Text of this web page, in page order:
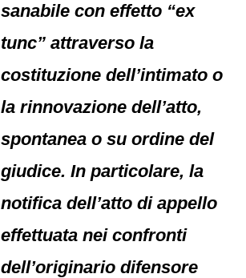
sanabile con effetto “ex
tunc” attraverso la
costituzione dell’intimato o
la rinnovazione dell’atto,
spontanea o su ordine del
giudice. In particolare, la
notifica dell’atto di appello
effettuata nei confronti
dell’originario difensore